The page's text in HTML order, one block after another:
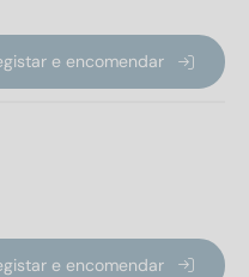
e encomendar
e encomendar